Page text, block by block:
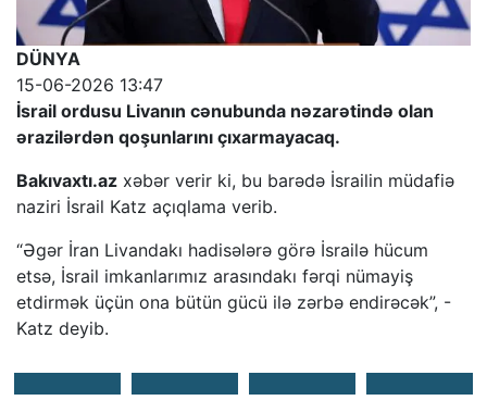
DÜNYA
15-06-2026 13:47
İsrail ordusu Livanın cənubunda nəzarətində olan
ərazilərdən qoşunlarını çıxarmayacaq.
Bakıvaxtı.az xəbər verir ki, bu barədə İsrailin müdafiə
naziri İsrail Katz açıqlama verib.
“Əgər İran Livandakı hadisələrə görə İsrailə hücum
etsə, İsrail imkanlarımız arasındakı fərqi nümayiş
etdirmək üçün ona bütün gücü ilə zərbə endirəcək”, -
Katz deyib.